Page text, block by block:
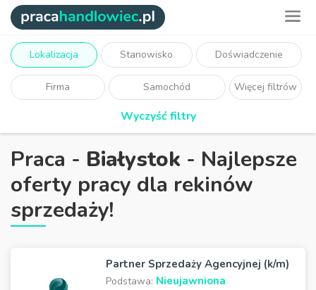
Lokalizacja Stanowisko Doświadczenie
Firma Samochód Więcej filtrów
Wyczyść filtry
Praca - Białystok - Najlepsze
oferty pracy dla rekinów
sprzedaży!
Partner Sprzedaży Agencyjnej (k/m)
Podstawa: Nieujawniona